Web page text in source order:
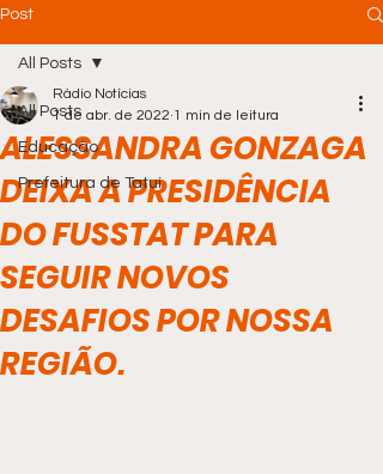
Post
All Posts
Educação
Prefeitura de Tatuí
All Posts
ALESSANDRA GONZAGA
DEIXA A PRESIDÊNCIA
DO FUSSTAT PARA
SEGUIR NOVOS
DESAFIOS POR NOSSA
REGIÃO.
Rádio Notícias
1 de abr. de 2022 1 min de leitura